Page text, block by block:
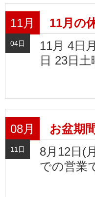
11月 11月の
04日
11月 4日
日 23日土
08月 お盆期
11日
8月12日(
での営業